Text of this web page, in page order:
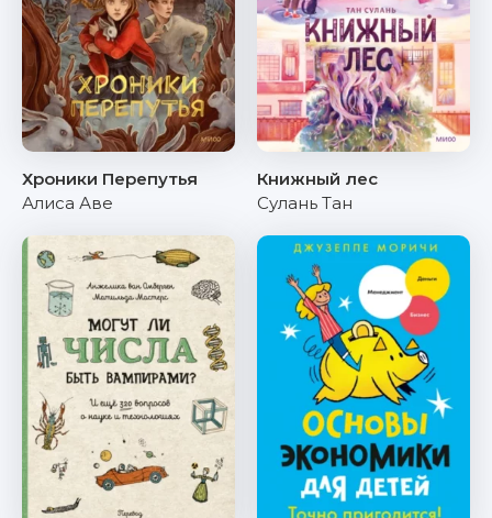
Хроники Перепутья
Алиса Аве
Книжный лес
Сулань Тан